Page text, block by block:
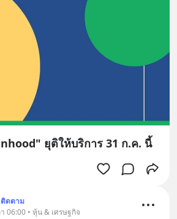
ยุติให้บริการ 31 ก.ค. นี้
ติดตาม
06:00 • หุ้น & เศรษฐกิจ